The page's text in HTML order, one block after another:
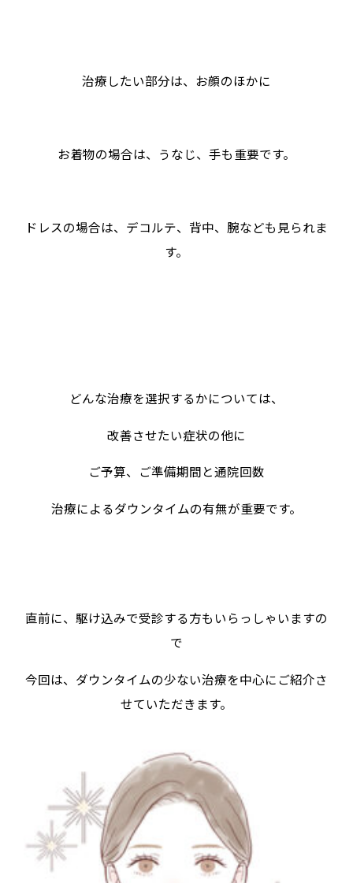
治療したい部分は、お顔のほかに
お着物の場合は、うなじ、手も重要です。
ドレスの場合は、デコルテ、背中、腕なども見られま
す。
どんな治療を選択するかについては、
改善させたい症状の他に
ご予算、ご準備期間と通院回数
治療によるダウンタイムの有無が重要です。
直前に、駆け込みで受診する方もいらっしゃいますの
で
今回は、ダウンタイムの少ない治療を中心にご紹介さ
せていただきます。